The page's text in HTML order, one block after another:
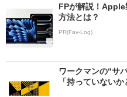
FPが解説！Apple
方法とは？
PR(Fav-Log)
ワークマンの“
「持っていない